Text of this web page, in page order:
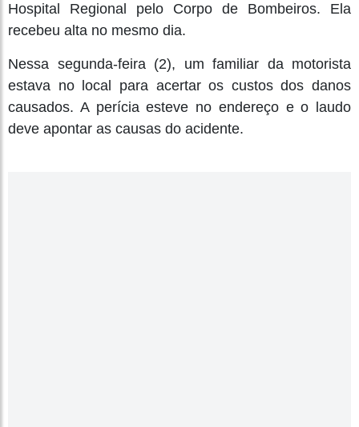
Hospital Regional pelo Corpo de Bombeiros. Ela
recebeu alta no mesmo dia.
Nessa segunda-feira (2), um familiar da motorista
estava no local para acertar os custos dos danos
causados. A perícia esteve no endereço e o laudo
deve apontar as causas do acidente.